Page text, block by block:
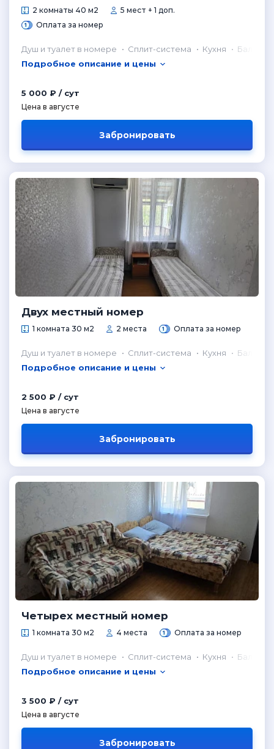
2 комнаты 40 м2
5 мест + 1 доп.
Оплата за номер
Душ и туалет в номере Сплит-система Кухня
Балкон
Подробное описание и цены
5 000 ₽ / сут
Цена в августе
Забронировать
Двух местный номер
1 комната 30 м2 2 места Оплата за номер
Душ и туалет в номере Сплит-система Кухня
Балкон
Подробное описание и цены
2 500 ₽ / сут
Цена в августе
Забронировать
Четырех местный номер
1 комната 30 м2 4 места Оплата за номер
Душ и туалет в номере Сплит-система Кухня
Балкон
Подробное описание и цены
3 500 ₽ / сут
Цена в августе
Забронировать